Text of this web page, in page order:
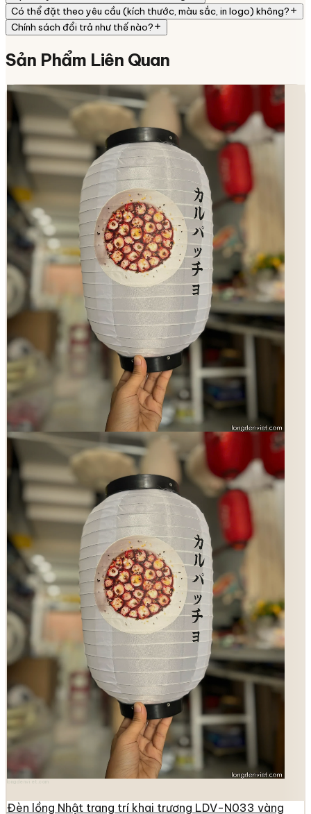
Có thể đặt theo yêu cầu (kích thước, màu sắc, in logo) không?
Chính sách đổi trả như thế nào?
Sản Phẩm Liên Quan
Đèn lồng Nhật trang trí khai trương LDV-N033 vàng